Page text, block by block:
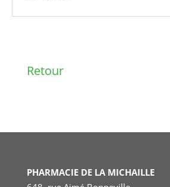
Retour
PHARMACIE DE LA MICHAILLE